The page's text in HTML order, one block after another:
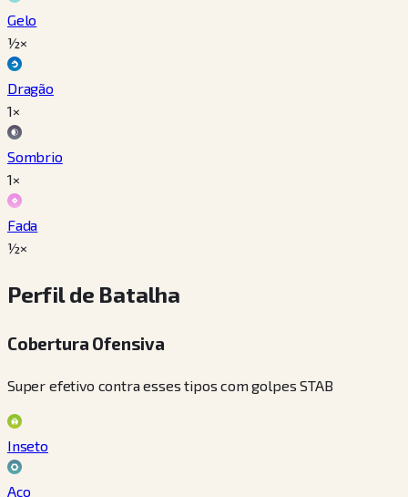
Gelo
½×
Dragão
1×
Sombrio
1×
Fada
½×
Perfil de Batalha
Cobertura Ofensiva
Super efetivo contra esses tipos com golpes STAB
Inseto
Aço